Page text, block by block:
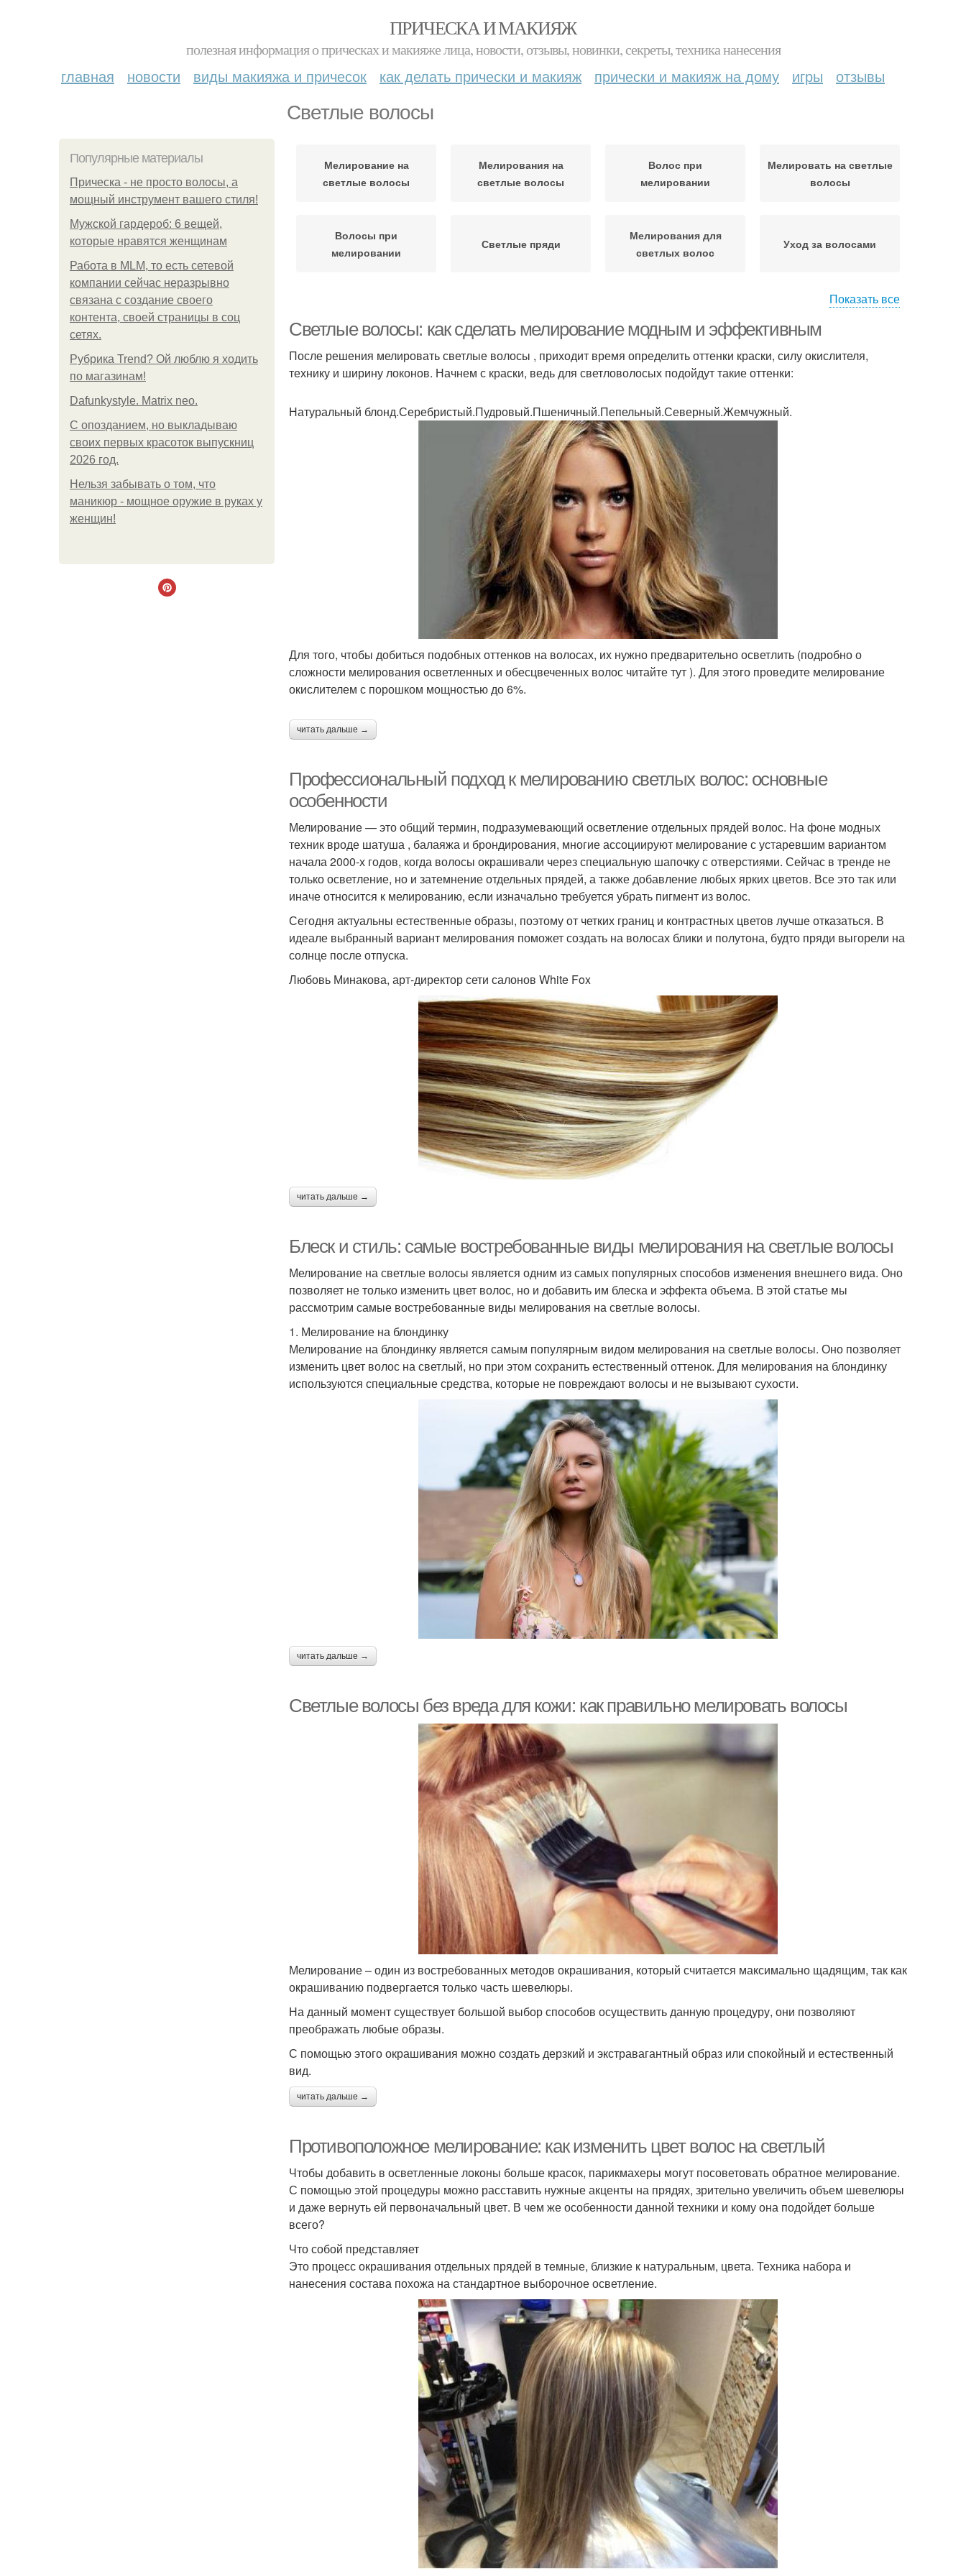
ПРИЧЕСКА И МАКИЯЖ
полезная информация о прическах и макияже лица, новости, отзывы, новинки, секреты, техника нанесения
главная новости виды макияжа и причесок как делать прически и макияж прически и макияж на дому игры отзывы
Светлые волосы
Популярные материалы
Прическа - не просто волосы, а
мощный инструмент вашего стиля!
Мужской гардероб: 6 вещей,
которые нравятся женщинам
Работа в MLM, то есть сетевой
компании сейчас неразрывно
связана с создание своего
контента, своей страницы в соц
сетях.
Рубрика Trend? Ой люблю я ходить
по магазинам!
Dafunkystyle. Matrix neo.
С опозданием, но выкладываю
своих первых красоток выпускниц
2026 год.
Нельзя забывать о том, что
маникюр - мощное оружие в руках у
женщин!
Мелирование на
светлые волосы
Мелирования на
светлые волосы
Волос при
мелировании
Мелировать на светлые
волосы
Волосы при
мелировании
Светлые пряди
Мелирования для
светлых волос
Уход за волосами
светлых волосах
Кондиционеры для
Мелировка на светлые
Мелирование для
Мелирование для
русых волос
Яркость для светлых
волос
Стрижки на средние
волосы
Волосы с
мелированием
Мелирования для
средних волос
Мелирование на
короткие волосы
Темно-русые волосы
Пепельно-русые
волосы
Светло-русые волосы Волосы в светлый цвет
Темные волосы
Волос с мелированием
Волосы для весеннего
цветотипа
Волос для теплой
весны
Волос для светлой
весны
Волос для яркой
Волос для контрастной
весны
Показать все
Светлые волосы: как сделать мелирование модным и эффективным
После решения мелировать светлые волосы , приходит время определить оттенки краски, силу окислителя,
технику и ширину локонов. Начнем с краски, ведь для светловолосых подойдут такие оттенки:
Натуральный блонд.Серебристый.Пудровый.Пшеничный.Пепельный.Северный.Жемчужный.
Для того, чтобы добиться подобных оттенков на волосах, их нужно предварительно осветлить (подробно о
сложности мелирования осветленных и обесцвеченных волос читайте тут ). Для этого проведите мелирование
окислителем с порошком мощностью до 6%.
читать дальше →
Профессиональный подход к мелированию светлых волос: основные
особенности
Мелирование — это общий термин, подразумевающий осветление отдельных прядей волос. На фоне модных
техник вроде шатуша , балаяжа и брондирования, многие ассоциируют мелирование с устаревшим вариантом
начала 2000-х годов, когда волосы окрашивали через специальную шапочку с отверстиями. Сейчас в тренде не
только осветление, но и затемнение отдельных прядей, а также добавление любых ярких цветов. Все это так или
иначе относится к мелированию, если изначально требуется убрать пигмент из волос.
Сегодня актуальны естественные образы, поэтому от четких границ и контрастных цветов лучше отказаться. В
идеале выбранный вариант мелирования поможет создать на волосах блики и полутона, будто пряди выгорели на
солнце после отпуска.
Любовь Минакова, арт-директор сети салонов White Fox
читать дальше →
Блеск и стиль: самые востребованные виды мелирования на светлые волосы
Мелирование на светлые волосы является одним из самых популярных способов изменения внешнего вида. Оно
позволяет не только изменить цвет волос, но и добавить им блеска и эффекта объема. В этой статье мы
рассмотрим самые востребованные виды мелирования на светлые волосы.
1. Мелирование на блондинку
Мелирование на блондинку является самым популярным видом мелирования на светлые волосы. Оно позволяет
изменить цвет волос на светлый, но при этом сохранить естественный оттенок. Для мелирования на блондинку
используются специальные средства, которые не повреждают волосы и не вызывают сухости.
читать дальше →
Светлые волосы без вреда для кожи: как правильно мелировать волосы
Мелирование – один из востребованных методов окрашивания, который считается максимально щадящим, так как
окрашиванию подвергается только часть шевелюры.
На данный момент существует большой выбор способов осуществить данную процедуру, они позволяют
преображать любые образы.
С помощью этого окрашивания можно создать дерзкий и экстравагантный образ или спокойный и естественный
вид.
читать дальше →
Противоположное мелирование: как изменить цвет волос на светлый
Чтобы добавить в осветленные локоны больше красок, парикмахеры могут посоветовать обратное мелирование.
С помощью этой процедуры можно расставить нужные акценты на прядях, зрительно увеличить объем шевелюры
и даже вернуть ей первоначальный цвет. В чем же особенности данной техники и кому она подойдет больше
всего?
Что собой представляет
Это процесс окрашивания отдельных прядей в темные, близкие к натуральным, цвета. Техника набора и
нанесения состава похожа на стандартное выборочное осветление.